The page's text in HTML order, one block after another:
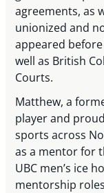
agreements, as
unionized and
appeared
well as British
Courts.
Matthew, a
player and
sports across
as a mentor for
UBC men’s ice
mentorship